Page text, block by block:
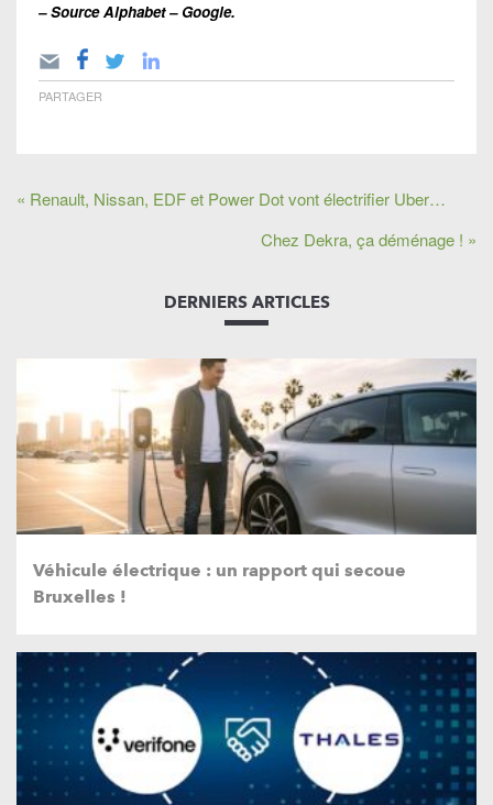
– Source Alphabet – Google.
PARTAGER
« Renault, Nissan, EDF et Power Dot vont électrifier Uber…
Chez Dekra, ça déménage ! »
DERNIERS ARTICLES
Véhicule électrique : un rapport qui secoue
Bruxelles !